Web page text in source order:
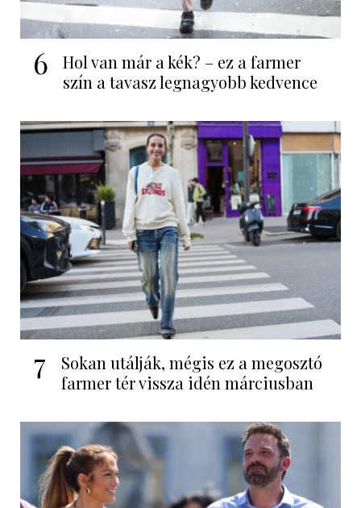
6
Hol van már a kék? – ez a farmer
szín a tavasz legnagyobb kedvence
7
Sokan utálják, mégis ez a megosztó
farmer tér vissza idén márciusban